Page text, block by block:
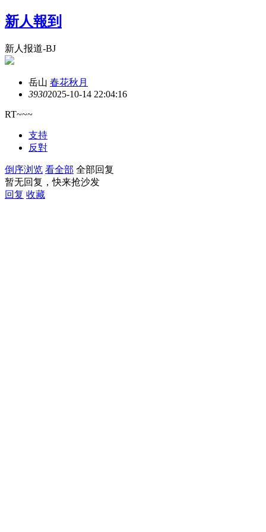
新人報到
新人报道-BJ
岳山 春花秋月
39302025-10-14 22:04:16
RT~~~
支持
反對
倒序浏览 看全部 全部回复
暂无回复，快来抢沙发
回复 收藏